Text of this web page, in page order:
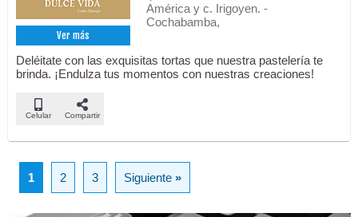
Ver más
América y c. Irigoyen. -
Cochabamba,
Deléitate con las exquisitas tortas que nuestra pastelería te
brinda. ¡Endulza tus momentos con nuestras creaciones!
Celular Compartir
1 2 3 Siguiente»